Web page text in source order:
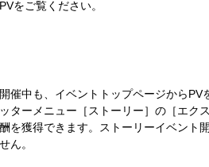
をご覧ください。
催中も、イベントトップページから
ターメニュー［ストーリー］の［エク
を獲得できます。ストーリーイベント
ん。